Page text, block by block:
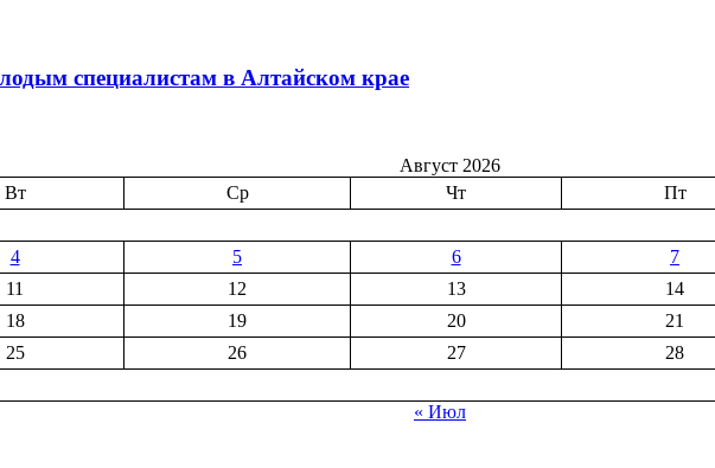
специалистам в Алтайском крае
Август 2026
Вт Ср Чт Пт
4 5 6 7
11 12 13 14
18 19 20 21
25 26 27 28
« Июл